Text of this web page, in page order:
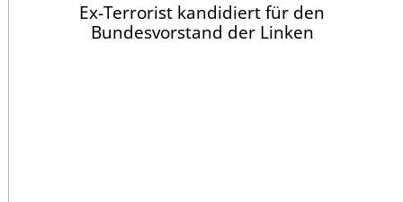
Ex-Terrorist kandidiert für den
Bundesvorstand der Linken